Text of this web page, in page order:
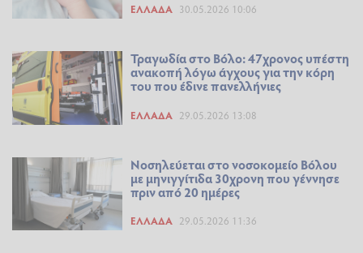
ΕΛΛΆΔΑ 30.05.2026 10:06
Τραγωδία στο Βόλο: 47χρονος υπέστη
ανακοπή λόγω άγχους για την κόρη
του που έδινε πανελλήνιες
ΕΛΛΆΔΑ 29.05.2026 13:08
Νοσηλεύεται στο νοσοκομείο Βόλου
με μηνιγγίτιδα 30χρονη που γέννησε
πριν από 20 ημέρες
ΕΛΛΆΔΑ 29.05.2026 11:36